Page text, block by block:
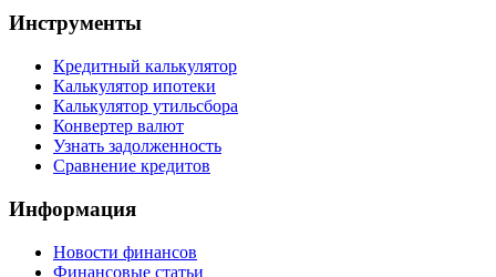
Инструменты
Кредитный калькулятор
Калькулятор ипотеки
Калькулятор утильсбора
Конвертер валют
Узнать задолженность
Сравнение кредитов
Информация
Новости финансов
Финансовые статьи